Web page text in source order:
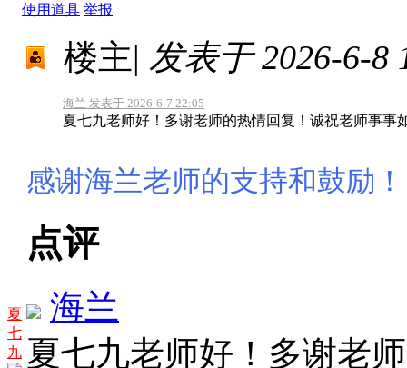
使用道具 举报
夏
七
九
楼主| 发表于 2026-6-8
海兰 发表于 2026-6-7 22:05
夏七九老师好！多谢老师的热情回复！诚祝老师事事
感谢海兰老师的支持和鼓励！
点评
海兰
夏七九老师好！多谢老